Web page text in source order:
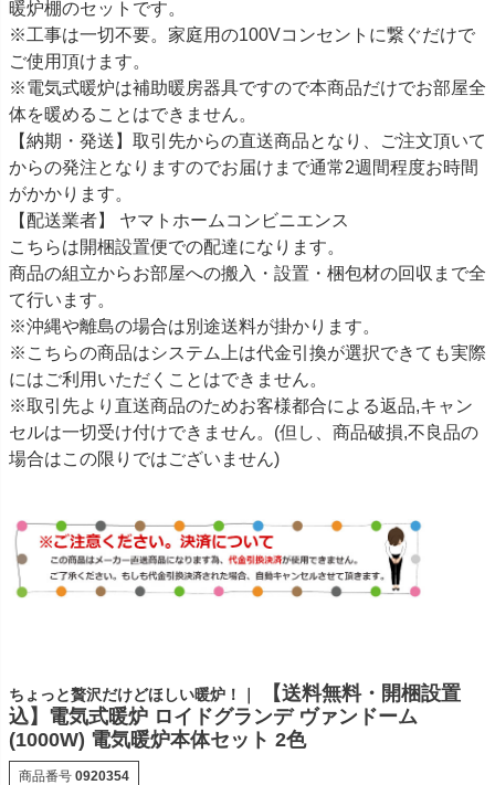
暖炉棚のセットです。
※工事は一切不要。家庭用の100Vコンセントに繋ぐだけで
ご使用頂けます。
※電気式暖炉は補助暖房器具ですので本商品だけでお部屋全
体を暖めることはできません。
【納期・発送】取引先からの直送商品となり、ご注文頂いて
からの発注となりますのでお届けまで通常2週間程度お時間
がかかります。
【配送業者】 ヤマトホームコンビニエンス
こちらは開梱設置便での配達になります。
商品の組立からお部屋への搬入・設置・梱包材の回収まで全
て行います。
※沖縄や離島の場合は別途送料が掛かります。
※こちらの商品はシステム上は代金引換が選択できても実際
にはご利用いただくことはできません。
※取引先より直送商品のためお客様都合による返品,キャン
セルは一切受け付けできません。(但し、商品破損,不良品の
場合はこの限りではございません)
ちょっと贅沢だけどほしい暖炉！｜
【送料無料・開梱設置
込】電気式暖炉 ロイドグランデ ヴァンドーム
(1000W) 電気暖炉本体セット 2色
商品番号 0920354